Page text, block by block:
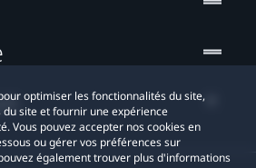
optimiser les fonctionnalités du site,
site et fournir une expérience
Vous pouvez accepter nos cookies en
ou gérer vos préférences sur
également trouver plus d'informations